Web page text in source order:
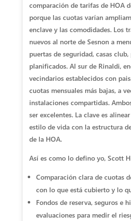
comparación de tarifas de HOA
porque las cuotas varían
enclave y las comodidades. Los
nuevos al norte de Sesnon a
puertas de seguridad, casas
planificados. Al sur de Rinaldi,
vecindarios establecidos con
cuotas mensuales más bajas, a
instalaciones compartidas.
ser excelentes. La clave es
estilo de vida con la estructura
de la HOA.
Así es como lo defino yo, Scott
Comparación clara de cuotas
con lo que está cubierto y lo
Fondos de reserva, seguros e
evaluaciones para medir el